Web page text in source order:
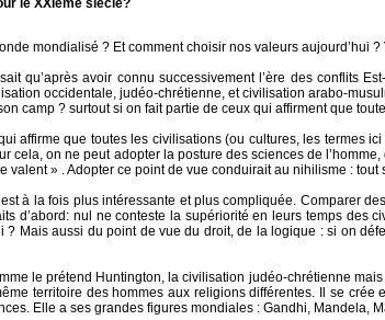
le XXIème siècle?
mondialisé ? Et comment choisir nos valeurs
qu’après avoir connu successivement l’ère des conflits
occidentale, judéo-chrétienne, et civilisation arabo-
camp ? surtout si on fait partie de ceux qui affirment que
affirme que toutes les civilisations (ou cultures, les termes
cela, on ne peut adopter la posture des sciences de
valent » . Adopter ce point de vue conduirait au nihilisme :
à la fois plus intéressante et plus compliquée. Comparer
d’abord: nul ne conteste la supériorité en leurs temps
Mais aussi du point de vue du droit, de la logique : si on
le prétend Huntington, la civilisation judéo-chrétienne
territoire des hommes aux religions différentes. Il se
Elle a ses grandes figures mondiales : Gandhi,